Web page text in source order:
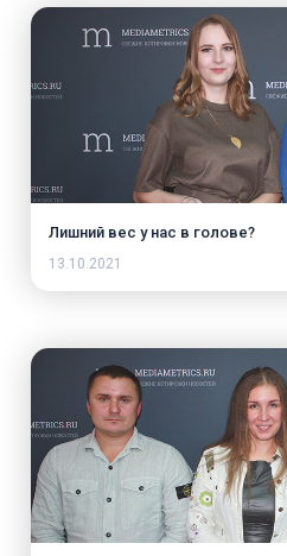
Лишний вес у нас в голове?
13.10.2021